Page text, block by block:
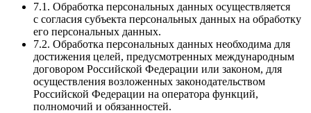
7.1. Обработка персональных данных осуществляется
с согласия субъекта персональных данных на обработку
его персональных данных.
7.2. Обработка персональных данных необходима для
достижения целей, предусмотренных международным
договором Российской Федерации или законом, для
осуществления возложенных законодательством
Российской Федерации на оператора функций,
полномочий и обязанностей.